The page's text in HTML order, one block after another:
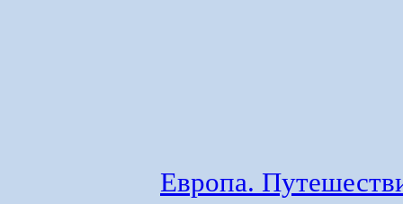
Европа.